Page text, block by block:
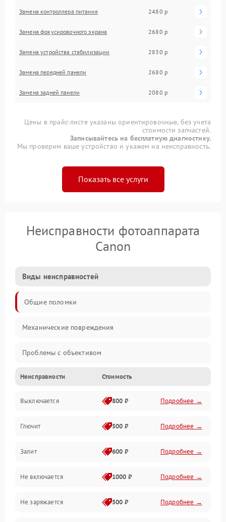
Замена контроллера питания 2480 р
Замена фокусировочного экрана 2680 р
Замена устройства стабилизации 2830 р
Замена передней панели 2680 р
Замена задней панели 2080 р
Цены в прайс-листе указаны ориентировочные, без учета
стоимости запчастей.
Записывайтесь на бесплатную диагностику.
Мы проверим ваше устройство и укажем на неисправность.
Показать все услуги
Неисправности фотоаппарата
Canon
Виды неисправностей
Общие поломки
Механические повреждения
Проблемы с объективом
Электронные ошибки
Механические проблемы
Матрица и оптика
Питание и питание цепей
Проблемы с картами памяти
Объективы
Неисправности Стоимость
Выключается 800 ₽ Подробнее →
Глючит 500 ₽ Подробнее →
Залит 600 ₽ Подробнее →
Не включается 1000 ₽ Подробнее →
Не заряжается 500 ₽ Подробнее →